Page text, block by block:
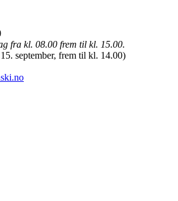
fra kl. 08.00 frem til kl. 15.00.
september, frem til kl. 14.00)